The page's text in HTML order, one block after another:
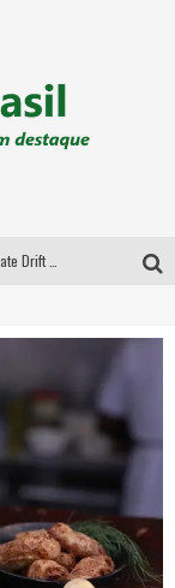
Em abril, Boulevard Shopping BH realiza sorteio de TVs 4K